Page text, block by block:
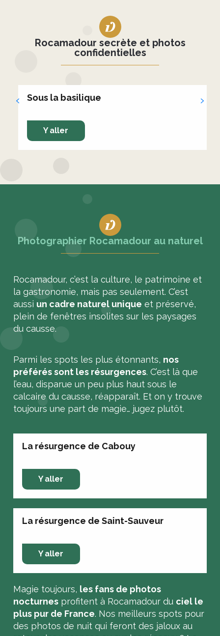
Rocamadour secrète et photos
confidentielles
Sous la basilique
Y aller
Photographier Rocamadour au naturel
Rocamadour, c’est la culture, le patrimoine et
la gastronomie, mais pas seulement. C’est
aussi un cadre naturel unique et préservé,
plein de fenêtres insolites sur les paysages
du causse.
Parmi les spots les plus étonnants, nos
préférés sont les résurgences. C’est là que
l’eau, disparue un peu plus haut sous le
calcaire du causse, réapparaît. Et on y trouve
toujours une part de magie… jugez plutôt.
La résurgence de Cabouy
Y aller
La résurgence de Saint-Sauveur
Y aller
Magie toujours, les fans de photos
nocturnes profitent à Rocamadour du ciel le
plus pur de France. Nos meilleurs spots pour
des photos de nuit qui feront des jaloux au